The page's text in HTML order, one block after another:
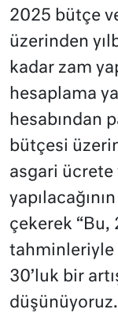
2025 bütçe
üzerinden
kadar zam
hesaplama
hesabından
bütçesi
asgari ücrete
çekerek “Bu,
tahminleriyle
30’luk bir